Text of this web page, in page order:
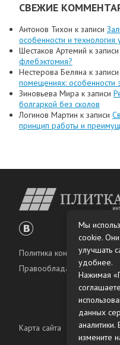
СВЕЖИЕ
Антонов Тихон к записи
особенности и технология
Шестаков Артемий к записи
флебэктомия?
Нестерова Беляна к записи
помещениях: особенности
Зиновьева Мира к записи
болгаркой без сколов
Логинов Мартин к записи
принцип работы и
Политика
Правообладателям
Карта сайта
Мы
cookie.
улучшать
удобнее.
Нажимая
данных
аналитики.
измените